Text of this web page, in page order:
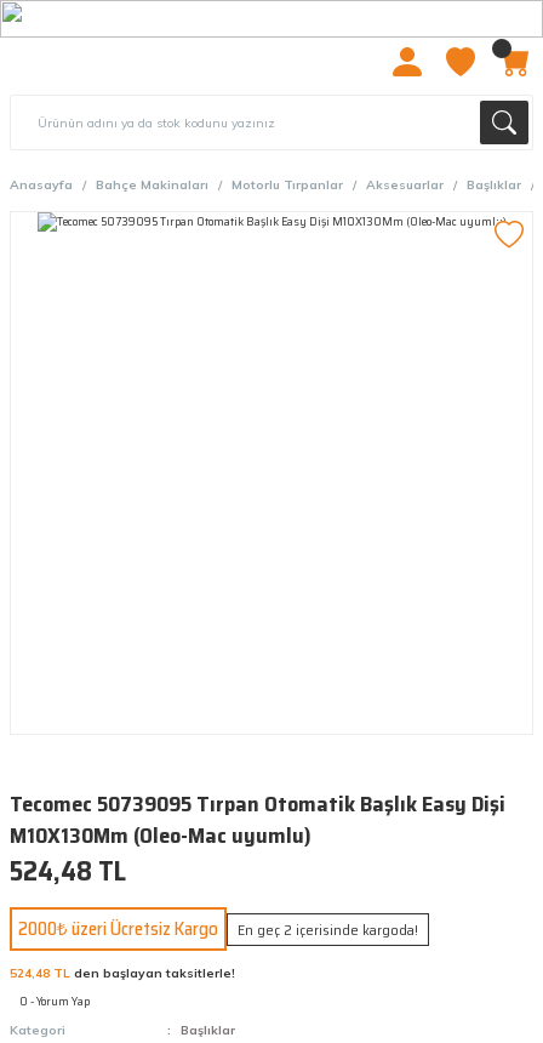
Anasayfa Bahçe Makinaları Motorlu Tırpanlar Aksesuarlar Başlıklar
Tecomec 50739095 Tırpan Otomatik Başlık Easy Dişi
M10X130Mm (Oleo-Mac uyumlu)
524,48 TL
2000₺ üzeri Ücretsiz Kargo En geç 2 içerisinde kargoda!
524,48 TL den başlayan taksitlerle!
0 - Yorum Yap
Kategori
Başlıklar